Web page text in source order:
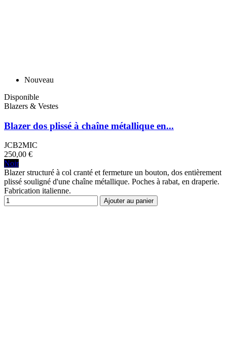
Nouveau
Disponible
Blazers & Vestes
Blazer dos plissé à chaîne métallique en...
JCB2MIC
250,00 €
Noir
Blazer structuré à col cranté et fermeture un bouton, dos entièrement
plissé souligné d'une chaîne métallique. Poches à rabat, en draperie.
Fabrication italienne.
Ajouter au panier